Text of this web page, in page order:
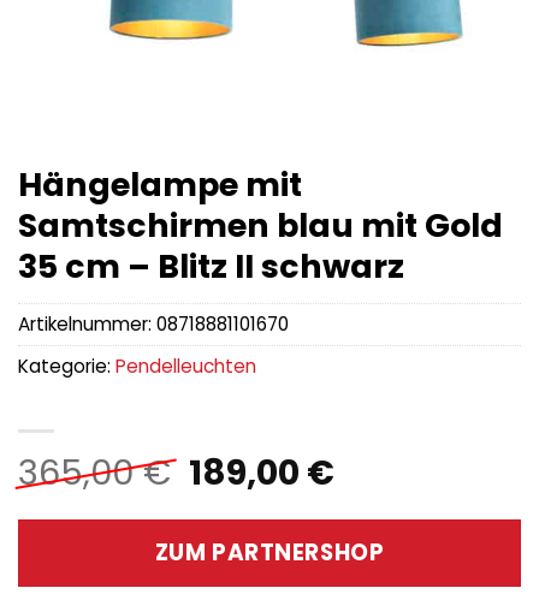
Hängelampe mit
Samtschirmen blau mit Gold
35 cm – Blitz II schwarz
365,00€ Ursprünglicher
Preis
war:
365,00 €
189,00 €Aktueller
ist:
189,00 €.
ZUM PARTNERSHOP
Artikelnummer: 08718881101670
Kategorie: Pendelleuchten